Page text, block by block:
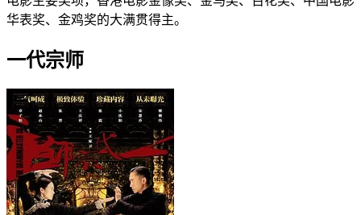
华表奖、金鸡奖的大满贯得主。
一代宗师